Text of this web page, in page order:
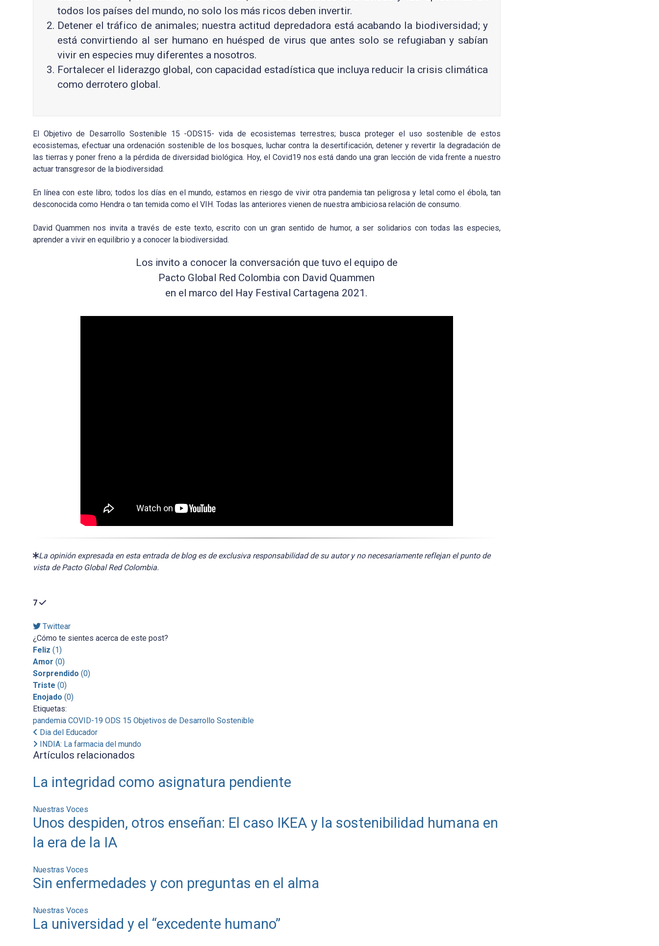
todos los países del mundo, no solo los más ricos deben invertir.
Detener el tráfico de animales; nuestra actitud depredadora está acabando la biodiversidad; y
está convirtiendo al ser humano en huésped de virus que antes solo se refugiaban y sabían
vivir en especies muy diferentes a nosotros.
Fortalecer el liderazgo global, con capacidad estadística que incluya reducir la crisis climática
como derrotero global.
El Objetivo de Desarrollo Sostenible 15 -ODS15- vida de ecosistemas terrestres; busca proteger el uso sostenible de estos
ecosistemas, efectuar una ordenación sostenible de los bosques, luchar contra la desertificación, detener y revertir la degradación de
las tierras y poner freno a la pérdida de diversidad biológica. Hoy, el Covid19 nos está dando una gran lección de vida frente a nuestro
actuar transgresor de la biodiversidad.
En línea con este libro; todos los días en el mundo, estamos en riesgo de vivir otra pandemia tan peligrosa y letal como el ébola, tan
desconocida como Hendra o tan temida como el VIH. Todas las anteriores vienen de nuestra ambiciosa relación de consumo.
David Quammen nos invita a través de este texto, escrito con un gran sentido de humor, a ser solidarios con todas las especies,
aprender a vivir en equilibrio y a conocer la biodiversidad.
Los invito a conocer la conversación que tuvo el equipo de
Pacto Global Red Colombia con David Quammen
en el marco del Hay Festival Cartagena 2021.
La opinión expresada en esta entrada de blog es de exclusiva responsabilidad de su autor y no necesariamente reflejan el punto de
vista de Pacto Global Red Colombia.
7
Twittear
¿Cómo te sientes acerca de este post?
Feliz (1)
Amor (0)
Sorprendido (0)
Triste (0)
Enojado (0)
Etiquetas:
pandemia COVID-19 ODS 15 Objetivos de Desarrollo Sostenible
Dia del Educador
INDIA: La farmacia del mundo
Artículos relacionados
La integridad como asignatura pendiente
Nuestras Voces
Unos despiden, otros enseñan: El caso IKEA y la sostenibilidad humana en
la era de la IA
Nuestras Voces
Sin enfermedades y con preguntas en el alma
Nuestras Voces
La universidad y el “excedente humano”